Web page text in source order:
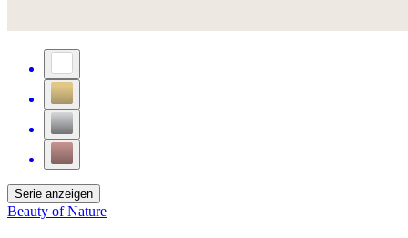
Serie anzeigen
Beauty of Nature